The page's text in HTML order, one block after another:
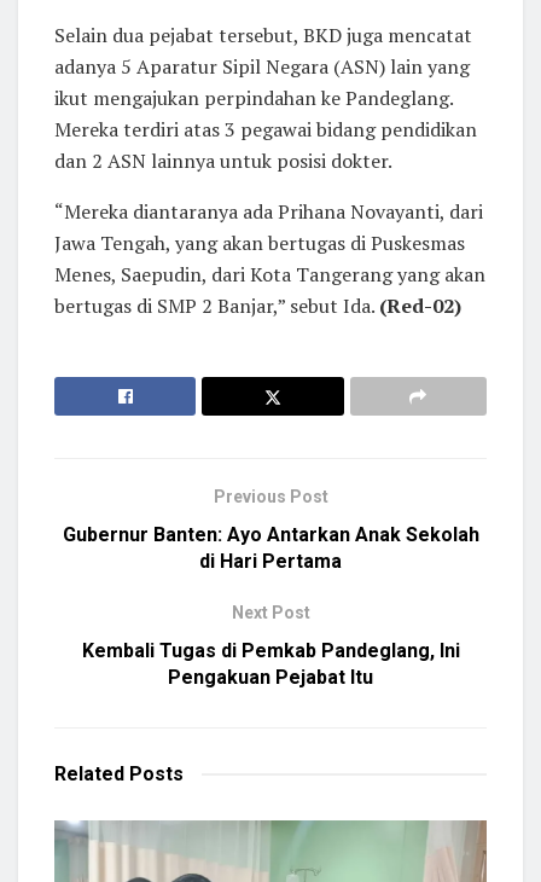
Selain dua pejabat tersebut, BKD juga mencatat
adanya 5 Aparatur Sipil Negara (ASN) lain yang
ikut mengajukan perpindahan ke Pandeglang.
Mereka terdiri atas 3 pegawai bidang pendidikan
dan 2 ASN lainnya untuk posisi dokter.
“Mereka diantaranya ada Prihana Novayanti, dari
Jawa Tengah, yang akan bertugas di Puskesmas
Menes, Saepudin, dari Kota Tangerang yang akan
bertugas di SMP 2 Banjar,” sebut Ida. (Red-02)
Previous Post
Gubernur Banten: Ayo Antarkan Anak Sekolah
di Hari Pertama
Next Post
Kembali Tugas di Pemkab Pandeglang, Ini
Pengakuan Pejabat Itu
Related Posts